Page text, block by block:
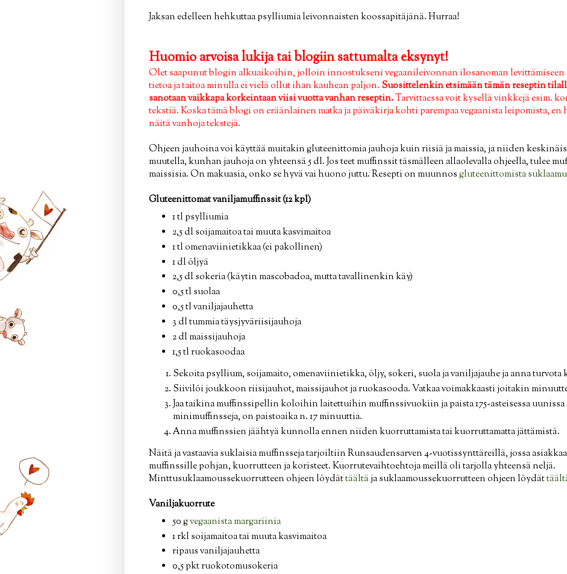
Jaksan edelleen hehkuttaa psylliumia leivonnaisten koossapitäjänä. Hurraa!
Huomio arvoisa lukija tai blogiin sattumalta eksynyt!
Olet saapunut blogin alkuaikoihin, jolloin innostukseni vegaanileivonnan ilosanoman levittämiseen
tietoa ja taitoa minulla ei vielä ollut ihan kauhean paljon. Suosittelenkin etsimään tämän reseptin
sanotaan vaikkapa korkeintaan viisi vuotta vanhan reseptin.Tarvittaessa voit kysellä vinkkejä esim.
tekstiä. Koska tämä blogi on eräänlainen matka ja päiväkirja kohti parempaa vegaanista leipomista, en
näitä vanhoja tekstejä.
Ohjeen jauhoina voi käyttää muitakin gluteenittomia jauhoja kuin riisiä ja maissia, ja niiden
muutella, kunhan jauhoja on yhteensä 5 dl. Jos teet muffinssit täsmälleen allaolevalla ohjeella, tulee
maissisia. On makuasia, onko se hyvä vai huono juttu. Resepti on muunnosgluteenittomista
Gluteenittomat vaniljamuffinssit (12 kpl)
1 tl psylliumia
2,5 dl soijamaitoa tai muuta kasvimaitoa
1 tl omenaviinietikkaa (ei pakollinen)
1 dl öljyä
2,5 dl sokeria (käytin mascobadoa, mutta tavallinenkin käy)
0,5 tl suolaa
0,5 tl vaniljajauhetta
3 dl tummia täysjyväriisijauhoja
2 dl maissijauhoja
1,5 tl ruokasoodaa
Sekoita psyllium, soijamaito, omenaviinietikka, öljy, sokeri, suola ja vaniljajauhe ja anna turvota
Siivilöi joukkoon riisijauhot, maissijauhot ja ruokasooda. Vatkaa voimakkaasti joitakin
Jaa taikina muffinssipellin koloihin laitettuihin muffinssivuokiin ja paista 175-asteisessa uunissa
minimuffinsseja, on paistoaika n. 17 minuuttia.
Anna muffinssien jäähtyä kunnolla ennen niiden kuorruttamista tai kuorruttamatta jättämistä.
Näitä ja vastaavia suklaisia muffinsseja tarjoiltiin Runsaudensarven 4-vuotissynttäreillä, jossa
muffinssille pohjan, kuorrutteen ja koristeet. Kuorrutevaihtoehtoja meillä oli tarjolla yhteensä neljä.
Minttusuklaamoussekuorrutteen ohjeen löydättäältäja suklaamoussekuorrutteen ohjeen löydät
Vaniljakuorrute
50 gvegaanista margariinia
1 rkl soijamaitoa tai muuta kasvimaitoa
ripaus vaniljajauhetta
0,5 pkt ruokotomusokeria